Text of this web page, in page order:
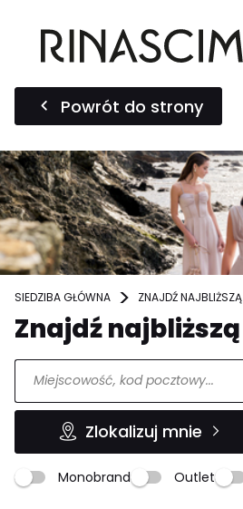
Powrót do strony
SIEDZIBA GŁÓWNA ZNAJDŹ
Znajdź
Zlokalizuj mnie
Monobrand Outlet